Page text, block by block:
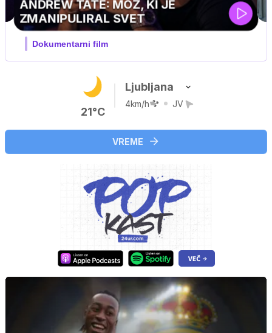
MOJ PRIJATELJ PINGVIN
Film meseca / družinski, pustolovski
21°C
Ljubljana
4km/h JV
VREME